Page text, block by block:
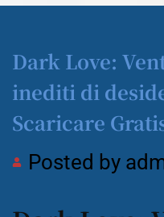
Dark Love:
inediti di
Scaricare
Posted by